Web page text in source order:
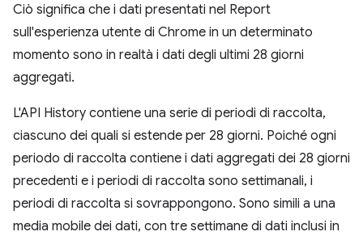
Ciò significa che i dati presentati nel Report
sull'esperienza utente di Chrome in un determinato
momento sono in realtà i dati degli ultimi 28 giorni
aggregati.
L'API History contiene una serie di periodi di raccolta,
ciascuno dei quali si estende per 28 giorni. Poiché ogni
periodo di raccolta contiene i dati aggregati dei 28 giorni
precedenti e i periodi di raccolta sono settimanali, i
periodi di raccolta si sovrappongono. Sono simili a una
media mobile dei dati, con tre settimane di dati inclusi in